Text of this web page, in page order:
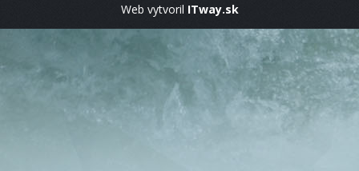
Web vytvoril ITway.sk